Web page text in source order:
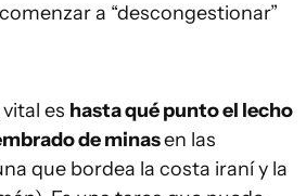
a “descongestionar”
es hasta qué punto el lecho
de minasen las
que bordea la costa iraní y la